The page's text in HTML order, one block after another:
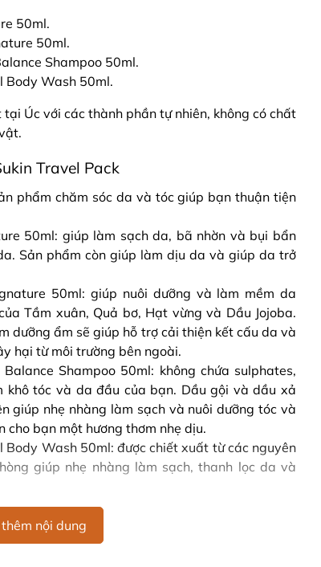
50ml.
50ml.
Shampoo 50ml.
Body Wash 50ml.
Úc với các thành phần tự nhiên, không có chất
Travel Pack
phẩm chăm sóc da và tóc giúp bạn thuận tiện
50ml: giúp làm sạch da, bã nhờn và bụi bẩn
Sản phẩm còn giúp làm dịu da và giúp da trở
50ml: giúp nuôi dưỡng và làm mềm da
Tầm xuân, Quả bơ, Hạt vừng và Dầu Jojoba.
dưỡng ẩm sẽ giúp hỗ trợ cải thiện kết cấu da và
hại từ môi trường bên ngoài.
Shampoo 50ml: không chứa sulphates,
khô tóc và da đầu của bạn. Dầu gội và dầu xả
giúp nhẹ nhàng làm sạch và nuôi dưỡng tóc và
cho bạn một hương thơm nhẹ dịu.
Body Wash 50ml: được chiết xuất từ các nguyên
giúp nhẹ nhàng làm sạch, thanh lọc da và
lịch Sukin Travel Pack
nội dung